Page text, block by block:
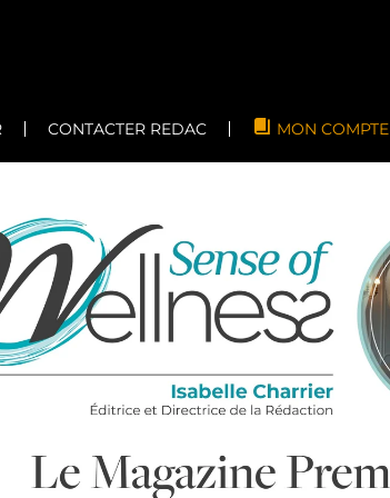
CONTACTER REDAC MON COMPTE